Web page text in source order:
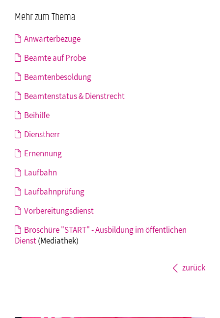
Mehr zum Thema
Anwärterbezüge
Beamte auf Probe
Beamtenbesoldung
Beamtenstatus & Dienstrecht
Beihilfe
Dienstherr
Ernennung
Laufbahn
Laufbahnprüfung
Vorbereitungsdienst
Broschüre "START" - Ausbildung im öffentlichen
Dienst(Mediathek)
zurück